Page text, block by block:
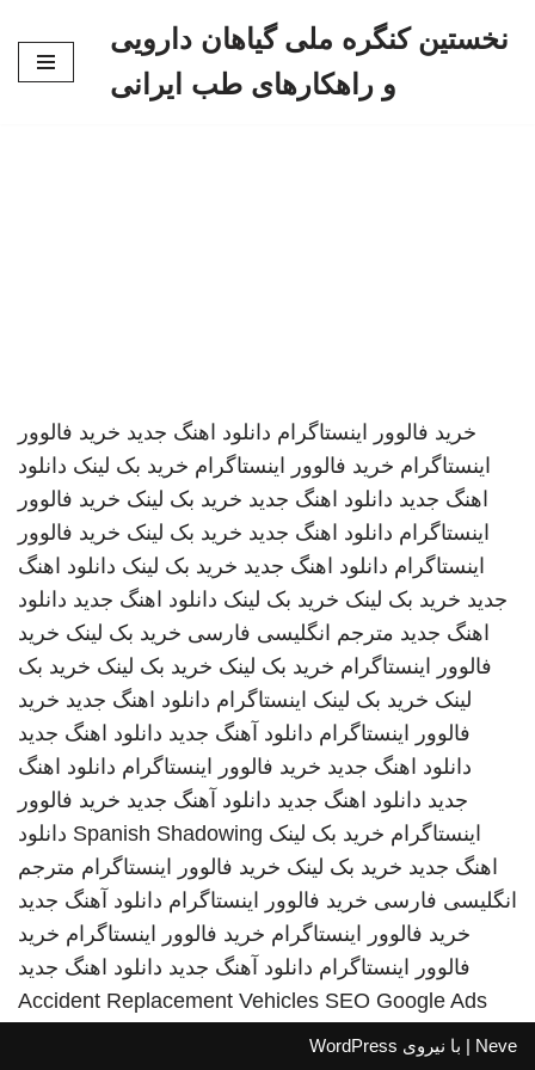
نخستین کنگره ملی گیاهان دارویی
و راهکارهای طب ایرانی
خرید فالوور اینستاگرام دانلود اهنگ جدید خرید فالوور
اینستاگرام خرید فالوور اینستاگرام خرید بک لینک دانلود
اهنگ جدید دانلود اهنگ جدید خرید بک لینک خرید فالوور
اینستاگرام دانلود اهنگ جدید خرید بک لینک خرید فالوور
اینستاگرام دانلود اهنگ جدید خرید بک لینک دانلود اهنگ
جدید خرید بک لینک خرید بک لینک دانلود اهنگ جدید دانلود
اهنگ جدید مترجم انگلیسی فارسی خرید بک لینک خرید
فالوور اینستاگرام خرید بک لینک خرید بک لینک خرید بک
لینک خرید بک لینک اینستاگرام دانلود اهنگ جدید خرید
فالوور اینستاگرام دانلود آهنگ جدید دانلود اهنگ جدید
دانلود اهنگ جدید خرید فالوور اینستاگرام دانلود اهنگ
جدید دانلود اهنگ جدید دانلود آهنگ جدید خرید فالوور
اینستاگرام خرید بک لینک Spanish Shadowing دانلود
اهنگ جدید خرید بک لینک خرید فالوور اینستاگرام مترجم
انگلیسی فارسی خرید فالوور اینستاگرام دانلود آهنگ جدید
خرید فالوور اینستاگرام خرید فالوور اینستاگرام خرید
فالوور اینستاگرام دانلود آهنگ جدید دانلود اهنگ جدید
Accident Replacement Vehicles SEO Google Ads
Neve | با نیروی WordPress